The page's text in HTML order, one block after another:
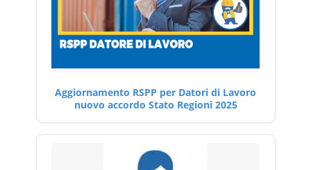
Aggiornamento RSPP per Datori di Lavoro
nuovo accordo Stato Regioni 2025